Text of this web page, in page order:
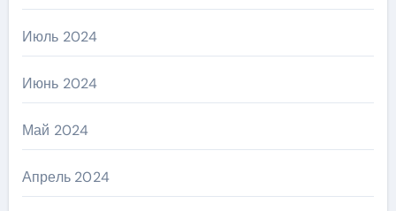
Июль 2024
Июнь 2024
Май 2024
Апрель 2024